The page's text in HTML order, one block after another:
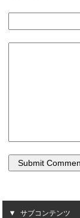
サブコンテンツ